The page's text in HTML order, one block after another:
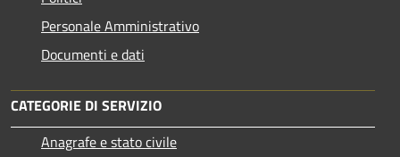
Personale Amministrativo
Documenti e dati
CATEGORIE DI SERVIZIO
Anagrafe e stato civile